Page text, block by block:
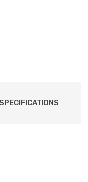
SPECIFICATIONS